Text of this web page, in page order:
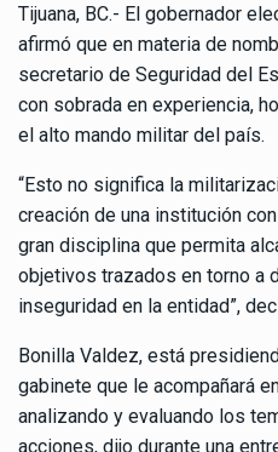
Tijuana, BC.- El gobernador
afirmó que en materia de
secretario de Seguridad del
con sobrada en experiencia,
el alto mando militar del país.
“Esto no significa la
creación de una institución
gran disciplina que permita
objetivos trazados en torno a
inseguridad en la entidad”,
Bonilla Valdez, está
gabinete que le acompañará
analizando y evaluando los
acciones, dijo durante una